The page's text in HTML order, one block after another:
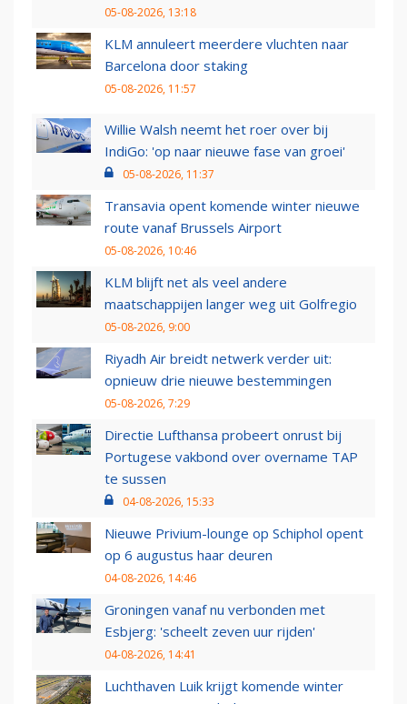
05-08-2026, 13:18
KLM annuleert meerdere vluchten naar
Barcelona door staking
05-08-2026, 11:57
Willie Walsh neemt het roer over bij
IndiGo: 'op naar nieuwe fase van groei'
05-08-2026, 11:37
Transavia opent komende winter nieuwe
route vanaf Brussels Airport
05-08-2026, 10:46
KLM blijft net als veel andere
maatschappijen langer weg uit Golfregio
05-08-2026, 9:00
Riyadh Air breidt netwerk verder uit:
opnieuw drie nieuwe bestemmingen
05-08-2026, 7:29
Directie Lufthansa probeert onrust bij
Portugese vakbond over overname TAP
te sussen
04-08-2026, 15:33
Nieuwe Privium-lounge op Schiphol opent
op 6 augustus haar deuren
04-08-2026, 14:46
Groningen vanaf nu verbonden met
Esbjerg: 'scheelt zeven uur rijden'
04-08-2026, 14:41
Luchthaven Luik krijgt komende winter